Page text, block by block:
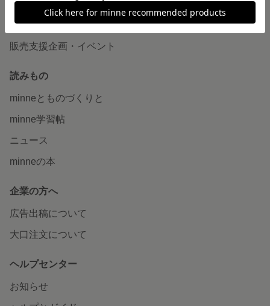
minne PLUS
minne LAB
販売支援企画・イベント
読みもの
minneとものづくりと
minne学習帖
ニュース
minneの本
企業の方へ
広告出稿について
大口注文について
ヘルプセンター
お知らせ